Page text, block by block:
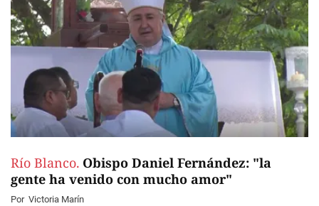
Río Blanco. Obispo Daniel Fernández: "la
gente ha venido con mucho amor"
Por Victoria Marín